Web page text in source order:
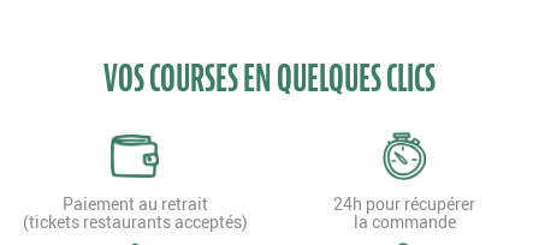
VOS COURSES EN QUELQUES CLICS
Paiement au retrait
(tickets restaurants acceptés)
24h pour récupérer
la commande